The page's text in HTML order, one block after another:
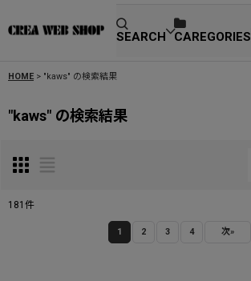
SEARCH CAREGORIES
HOME > "kaws" の検索結果
"kaws" の検索結果
181 件
1 2 3 4 次»